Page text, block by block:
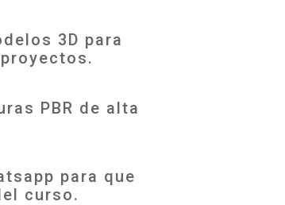
3D para
PBR de alta
para que
curso.